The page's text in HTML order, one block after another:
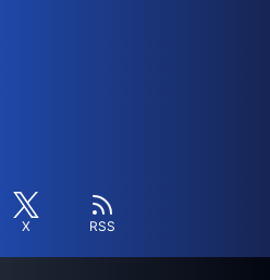
X RSS